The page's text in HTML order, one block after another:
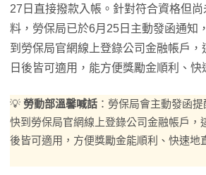
27日直接撥款入帳。針對符合資格但
料，勞保局已於6月25日主動發函通知
到勞保局官網線上登錄公司金融帳戶，
日後皆可適用，能方便獎勵金順利、快
💡 勞動部溫馨喊話 ：勞保局會主動發函
快到勞保局官網線上登錄公司金融帳戶，
後皆可適用，方便獎勵金能順利、快速地